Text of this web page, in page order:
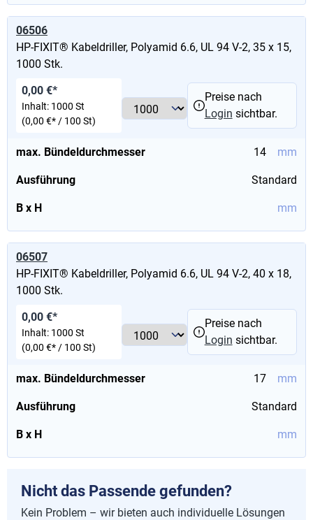
06506
HP-FIXIT® Kabeldriller, Polyamid 6.6, UL 94 V-2, 35 x 15,
1000 Stk.
max. Bündeldurchmesser 14 mm
Ausführung Standard
B x H mm
0,00 €*
Inhalt: 1000 St
(0,00 €* / 100 St)
Preise nach
Login sichtbar.
06507
HP-FIXIT® Kabeldriller, Polyamid 6.6, UL 94 V-2, 40 x 18,
1000 Stk.
max. Bündeldurchmesser 17 mm
Ausführung Standard
B x H mm
0,00 €*
Inhalt: 1000 St
(0,00 €* / 100 St)
Preise nach
Login sichtbar.
Nicht das Passende gefunden?
Kein Problem – wir bieten auch individuelle Lösungen